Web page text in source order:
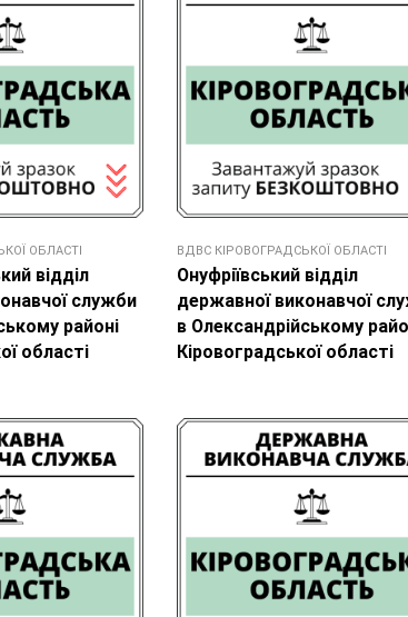
ОБЛАСТІ
відділ
служби
районі
області
ВДВС КІРОВОГРАДСЬКОЇ ОБЛАСТІ
Онуфріївський відділ
державної виконавчої
в Олександрійському
Кіровоградської області